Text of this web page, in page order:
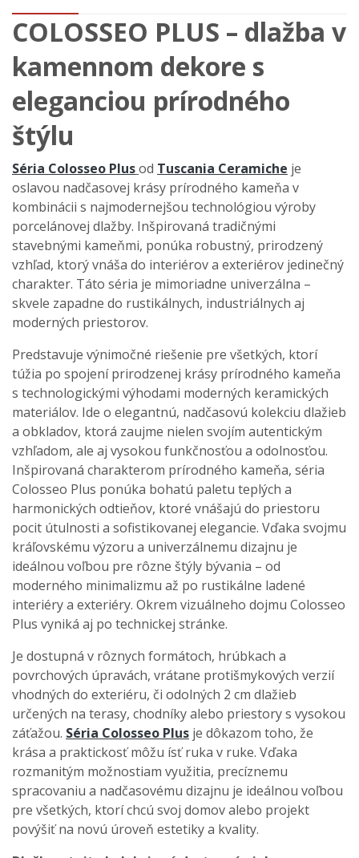
COLOSSEO PLUS – dlažba v
kamennom dekore s
eleganciou prírodného
štýlu
Séria Colosseo Plusod Tuscania Ceramiche je
oslavou nadčasovej krásy prírodného kameňa v
kombinácii s najmodernejšou technológiou výroby
porcelánovej dlažby. Inšpirovaná tradičnými
stavebnými kameňmi, ponúka robustný, prirodzený
vzhľad, ktorý vnáša do interiérov a exteriérov jedinečný
charakter. Táto séria je mimoriadne univerzálna –
skvele zapadne do rustikálnych, industriálnych aj
moderných priestorov.
Predstavuje výnimočné riešenie pre všetkých, ktorí
túžia po spojení prirodzenej krásy prírodného kameňa
s technologickými výhodami moderných keramických
materiálov. Ide o elegantnú, nadčasovú kolekciu dlažieb
a obkladov, ktorá zaujme nielen svojím autentickým
vzhľadom, ale aj vysokou funkčnosťou a odolnosťou.
Inšpirovaná charakterom prírodného kameňa, séria
Colosseo Plus ponúka bohatú paletu teplých a
harmonických odtieňov, ktoré vnášajú do priestoru
pocit útulnosti a sofistikovanej elegancie. Vďaka svojmu
kráľovskému výzoru a univerzálnemu dizajnu je
ideálnou voľbou pre rôzne štýly bývania – od
moderného minimalizmu až po rustikálne ladené
interiéry a exteriéry. Okrem vizuálneho dojmu Colosseo
Plus vyniká aj po technickej stránke.
Je dostupná v rôznych formátoch, hrúbkach a
povrchových úpravách, vrátane protišmykových verzií
vhodných do exteriéru, či odolných 2 cm dlažieb
určených na terasy, chodníky alebo priestory s vysokou
záťažou. Séria Colosseo Plus je dôkazom toho, že
krása a praktickosť môžu ísť ruka v ruke. Vďaka
rozmanitým možnostiam využitia, precíznemu
spracovaniu a nadčasovému dizajnu je ideálnou voľbou
pre všetkých, ktorí chcú svoj domov alebo projekt
povýšiť na novú úroveň estetiky a kvality.